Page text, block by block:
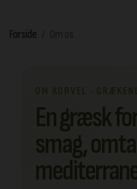
Forside
OM KORVEL ·
En græsk
smag,